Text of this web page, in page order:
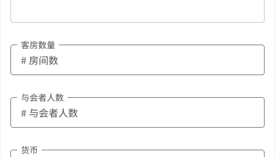
客房数量
与会者人数
货币